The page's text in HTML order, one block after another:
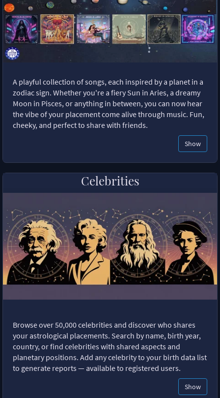
A playful collection of songs, each inspired by a planet in a
zodiac sign. Whether you're a fiery Sun in Aries, a dreamy
Moon in Pisces, or anything in between, you can now hear
the vibe of your placement come alive through music. Fun,
cheeky, and perfect to share with friends.
Show
Celebrities
Browse over 50,000 celebrities and discover who shares
your astrological placements. Search by name, birth year,
country, or find celebrities with shared aspects and
planetary positions. Add any celebrity to your birth data list
to generate reports — available to registered users.
Show